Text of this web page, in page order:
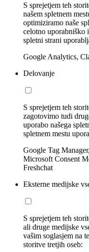
S sprejetjem teh
našem spletnem
optimiziramo naše
celotno uporabniško
spletni strani
Google Analytics,
Delovanje
S sprejetjem teh
zagotovimo tudi
uporabo našega
spletnem mestu
Google Tag
Microsoft Consent
Freshchat
Eksterne medijske
S sprejetjem teh
ali druge medijske
vašim soglasjem na
storitve tretjih oseb: